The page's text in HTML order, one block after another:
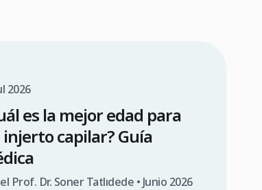
2026
es la mejor edad para
capilar? Guía
Prof. Dr. Soner Tatlıdede • Junio 2026